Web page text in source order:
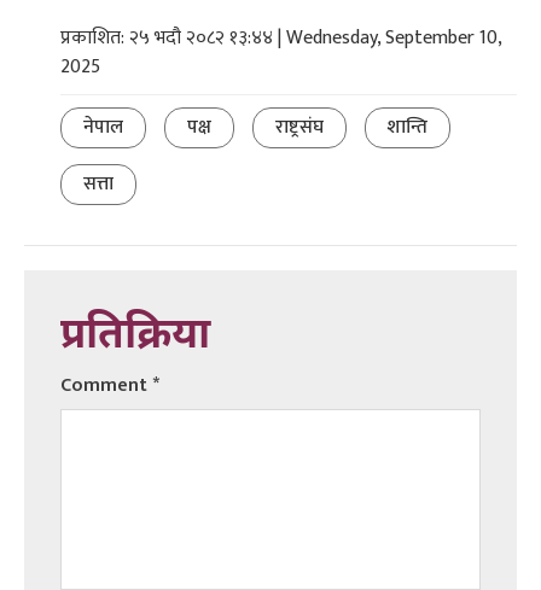
प्रकाशित: २५ भदौ २०८२ १३:४४ | Wednesday, September 10,
2025
नेपाल
पक्ष राष्ट्रसंघ
शान्ति
सत्ता
प्रतिक्रिया
Comment*